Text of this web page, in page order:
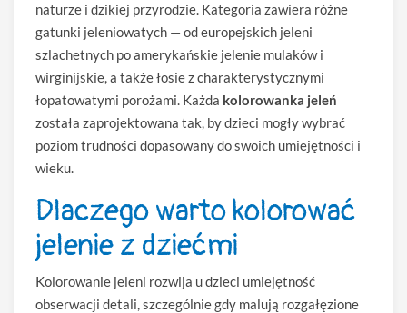
naturze i dzikiej przyrodzie. Kategoria zawiera różne
gatunki jeleniowatych — od europejskich jeleni
szlachetnych po amerykańskie jelenie mulaków i
wirginijskie, a także łosie z charakterystycznymi
łopatowatymi porożami. Każda kolorowanka jeleń
została zaprojektowana tak, by dzieci mogły wybrać
poziom trudności dopasowany do swoich umiejętności i
wieku.
Dlaczego warto kolorować
jelenie z dziećmi
Kolorowanie jeleni rozwija u dzieci umiejętność
obserwacji detali, szczególnie gdy malują rozgałęzione